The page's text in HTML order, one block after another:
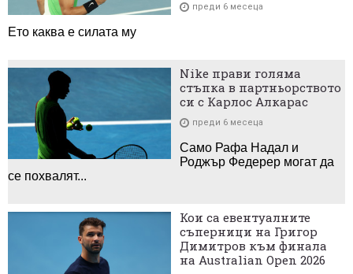
преди 6 месеца
Ето каква е силата му
Nike прави голяма
стъпка в партньорството
си с Карлос Алкарас
преди 6 месеца
Само Рафа Надал и
Роджър Федерер могат да
се похвалят...
Кои са евентуалните
съперници на Григор
Димитров към финала
на Australian Open 2026